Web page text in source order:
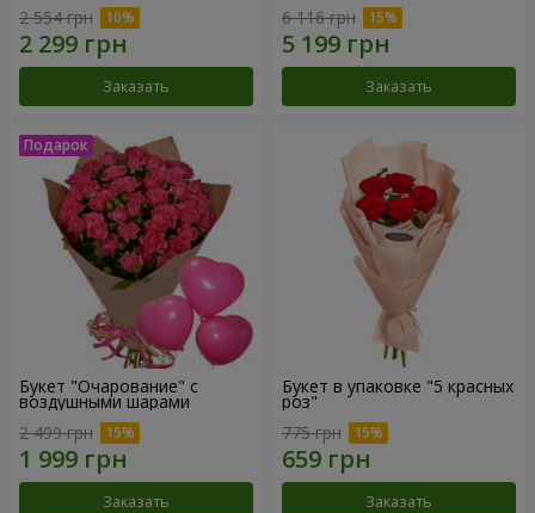
2 554 грн
Заказать
6 116 грн
Заказать
Букет "Очарование" с
воздушными шарами
2 499 грн
Заказать
Букет в упаковке "5 красных
роз"
775 грн
Заказать